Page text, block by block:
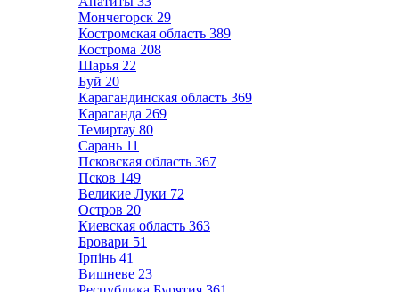
Мончегорск 29
Костромская область 389
Кострома 208
Шарья 22
Буй 20
Карагандинская область 369
Караганда 269
Темиртау 80
Сарань 11
Псковская область 367
Псков 149
Великие Луки 72
Остров 20
Киевская область 363
Бровари 51
Ірпінь 41
Вишневе 23